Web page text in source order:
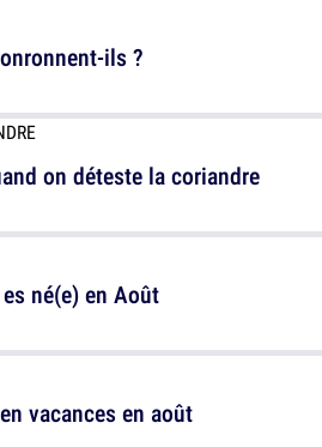
on déteste la coriandre
vacances en août
ils ?
né(e) en Août